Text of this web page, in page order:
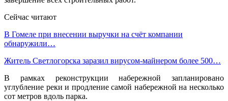
Сейчас читают
В Гомеле при внесении выручки на счёт компании
обнаружили…
Житель Светлогорска заразил вирусом-майнером более 500…
В рамках реконструкции набережной запланировано
углубление реки и продление самой набережной на несколько
сот метров вдоль парка.